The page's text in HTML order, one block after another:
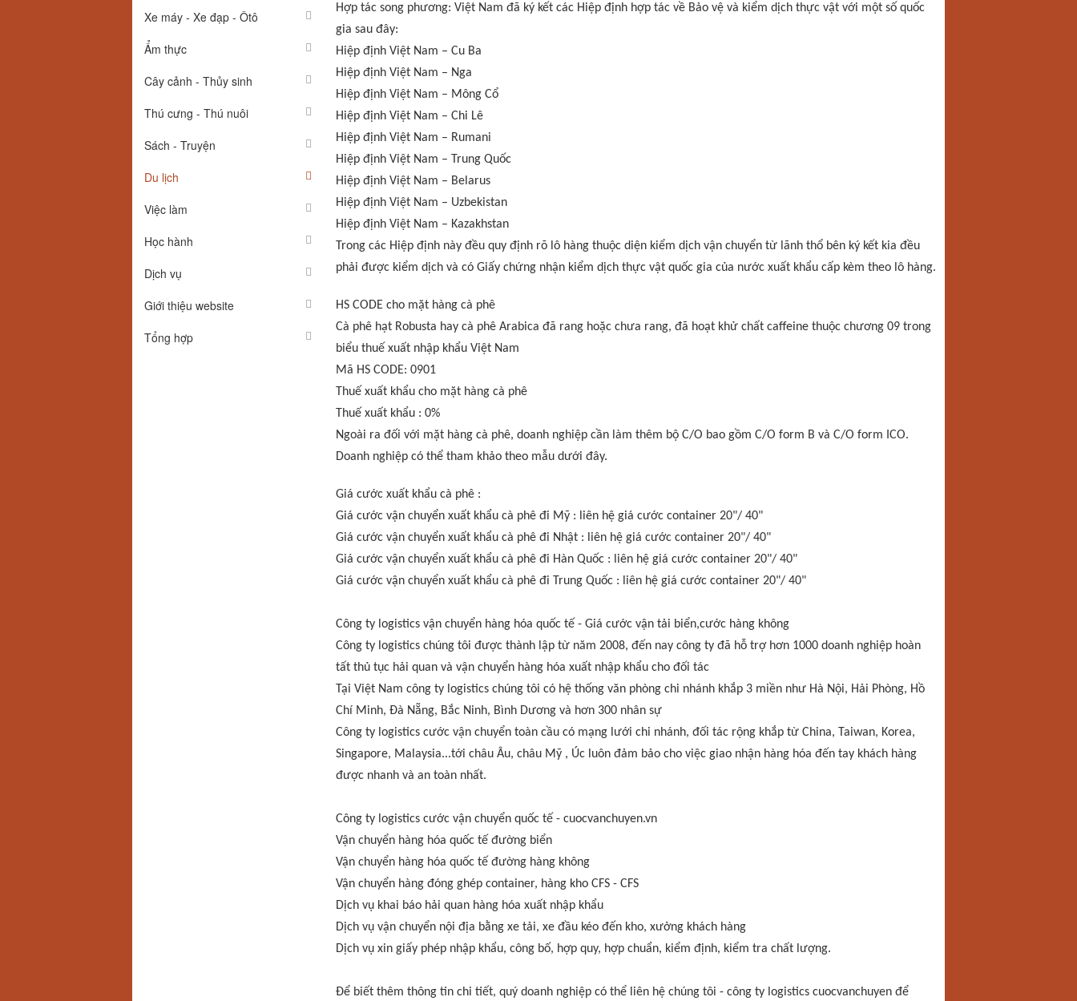
Xe máy - Xe đạp - Ôtô
Ẩm thực
Cây cảnh - Thủy sinh
Thú cưng - Thú nuôi
Sách - Truyện
Du lịch
Việc làm
Học hành
Dịch vụ
Giới thiệu website
Tổng hợp
Hợp tác song phương: Việt Nam đã ký kết các Hiệp định hợp tác về Bảo vệ và kiểm dịch thực vật với một số quốc
gia sau đây:
Hiệp định Việt Nam – Cu Ba
Hiệp định Việt Nam – Nga
Hiệp định Việt Nam – Mông Cổ
Hiệp định Việt Nam – Chi Lê
Hiệp định Việt Nam – Rumani
Hiệp định Việt Nam – Trung Quốc
Hiệp định Việt Nam – Belarus
Hiệp định Việt Nam – Uzbekistan
Hiệp định Việt Nam – Kazakhstan
Trong các Hiệp định này đều quy định rõ lô hàng thuộc diện kiểm dịch vận chuyển từ lãnh thổ bên ký kết kia đều
phải được kiểm dịch và có Giấy chứng nhận kiểm dịch thực vật quốc gia của nước xuất khẩu cấp kèm theo lô hàng.
HS CODE cho mặt hàng cà phê
Cà phê hạt Robusta hay cà phê Arabica đã rang hoặc chưa rang, đã hoạt khử chất caffeine thuộc chương 09 trong
biểu thuế xuất nhập khẩu Việt Nam
Mã HS CODE: 0901
Thuế xuất khẩu cho mặt hàng cà phê
Thuế xuất khẩu : 0%
Ngoài ra đối với mặt hàng cà phê, doanh nghiệp cần làm thêm bộ C/O bao gồm C/O form B và C/O form ICO.
Doanh nghiệp có thể tham khảo theo mẫu dưới đây.
Giá cước xuất khẩu cà phê :
Giá cước vận chuyển xuất khẩu cà phê đi Mỹ : liên hệ giá cước container 20"/ 40"
Giá cước vận chuyển xuất khẩu cà phê đi Nhật : liên hệ giá cước container 20"/ 40"
Giá cước vận chuyển xuất khẩu cà phê đi Hàn Quốc : liên hệ giá cước container 20"/ 40"
Giá cước vận chuyển xuất khẩu cà phê đi Trung Quốc : liên hệ giá cước container 20"/ 40"
Công ty logistics vận chuyển hàng hóa quốc tế - Giá cước vận tải biển,cước hàng không
Công ty logistics chúng tôi được thành lập từ năm 2008, đến nay công ty đã hỗ trợ hơn 1000 doanh nghiệp hoàn
tất thủ tục hải quan và vận chuyển hàng hóa xuất nhập khẩu cho đối tác
Tại Việt Nam công ty logistics chúng tôi có hệ thống văn phòng chi nhánh khắp 3 miền như Hà Nội, Hải Phòng, Hồ
Chí Minh, Đà Nẵng, Bắc Ninh, Bình Dương và hơn 300 nhân sự
Công ty logistics cước vận chuyển toàn cầu có mạng lưới chi nhánh, đối tác rộng khắp từ China, Taiwan, Korea,
Singapore, Malaysia...tới châu Âu, châu Mỹ , Úc luôn đảm bảo cho việc giao nhận hàng hóa đến tay khách hàng
được nhanh và an toàn nhất.
Công ty logistics cước vận chuyển quốc tế - cuocvanchuyen.vn
Vận chuyển hàng hóa quốc tế đường biển
Vận chuyển hàng hóa quốc tế đường hàng không
Vận chuyển hàng đóng ghép container, hàng kho CFS - CFS
Dịch vụ khai báo hải quan hàng hóa xuất nhập khẩu
Dịch vụ vận chuyển nội địa bằng xe tải, xe đầu kéo đến kho, xưởng khách hàng
Dịch vụ xin giấy phép nhập khẩu, công bố, hợp quy, hợp chuẩn, kiểm định, kiểm tra chất lượng.
Để biết thêm thông tin chi tiết, quý doanh nghiệp có thể liên hệ chúng tôi - công ty logistics cuocvanchuyen để